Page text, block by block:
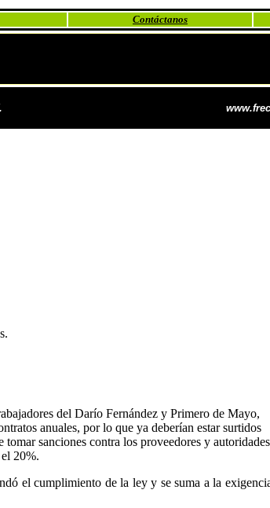
Contáctanos
del Darío Fernández y Primero de Mayo,
anuales, por lo que ya deberían estar surtidos
sanciones contra los proveedores y autoridades
20%.
el cumplimiento de la ley y se suma a la